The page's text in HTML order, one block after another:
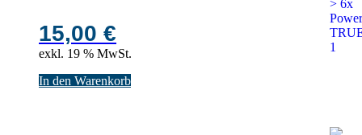
15,00 €
exkl. 19 % MwSt.
In den Warenkorb